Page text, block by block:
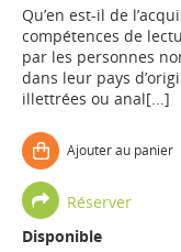
Qu’en est-il de
compétences de
par les personnes
dans leur pays
illettrées ou anal[...]
Ajouter au panier
Réserver
Disponible